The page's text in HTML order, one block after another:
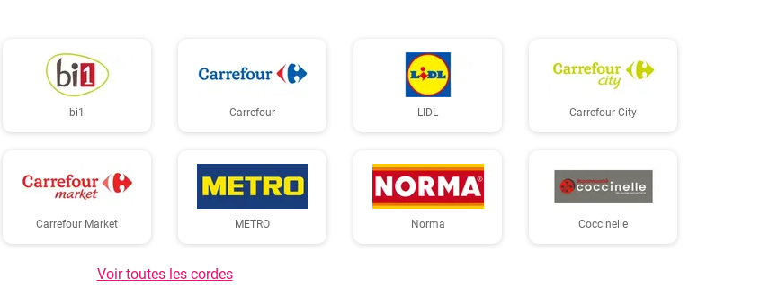
bi1 Carrefour LIDL Carrefour City
Carrefour Market METRO Norma Coccinelle
Voir toutes les cordes